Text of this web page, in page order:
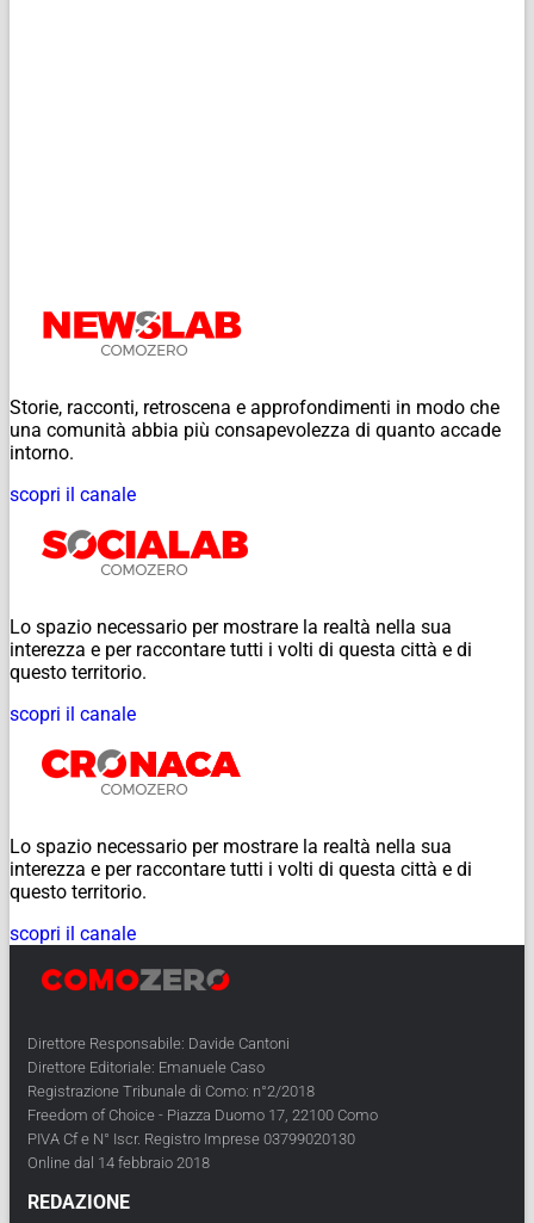
Storie, racconti, retroscena e approfondimenti in modo che
una comunità abbia più consapevolezza di quanto accade
intorno.
scopri il canale
Lo spazio necessario per mostrare la realtà nella sua
interezza e per raccontare tutti i volti di questa città e di
questo territorio.
scopri il canale
Lo spazio necessario per mostrare la realtà nella sua
interezza e per raccontare tutti i volti di questa città e di
questo territorio.
scopri il canale
Direttore Responsabile: Davide Cantoni
Direttore Editoriale: Emanuele Caso
Registrazione Tribunale di Como: n°2/2018
Freedom of Choice - Piazza Duomo 17, 22100 Como
PIVA Cf e N° Iscr. Registro Imprese 03799020130
Online dal 14 febbraio 2018
REDAZIONE